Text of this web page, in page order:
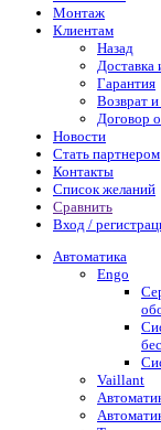
Монтаж
Клиентам
Назад
Доставка
Гарантия
Возврат
Договор
Новости
Стать партнером
Контакты
Список желаний
Сравнить
Вход /
Автоматика
Engo
Vaillant